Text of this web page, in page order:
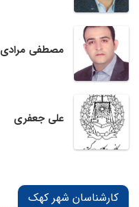
مصطفی مرادی
علی جعفری
کارشناسان شهر کهک